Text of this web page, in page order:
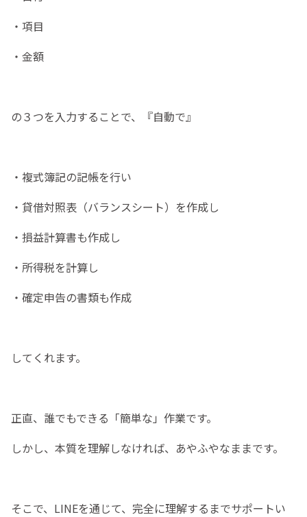
・項目
・金額
の３つを入力することで、『自動で』
・複式簿記の記帳を行い
・貸借対照表（バランスシート）を作成し
・損益計算書も作成し
・所得税を計算し
・確定申告の書類も作成
してくれます。
正直、誰でもできる「簡単な」作業です。
しかし、本質を理解しなければ、あやふやなままです。
そこで、LINEを通じて、完全に理解するまでサポートい